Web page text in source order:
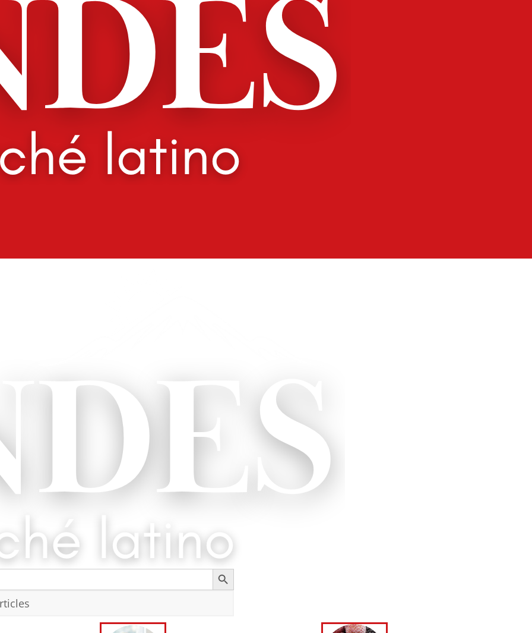
Search Button